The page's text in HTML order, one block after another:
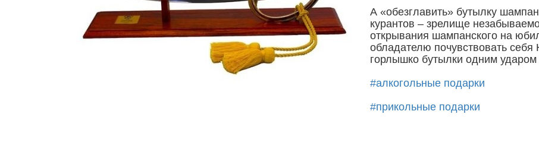
А «обезглавить» бутылку
курантов – зрелище
открывания шампанского на
обладателю почувствовать
горлышко бутылки одним ударом
#алкогольные подарки
#прикольные подарки